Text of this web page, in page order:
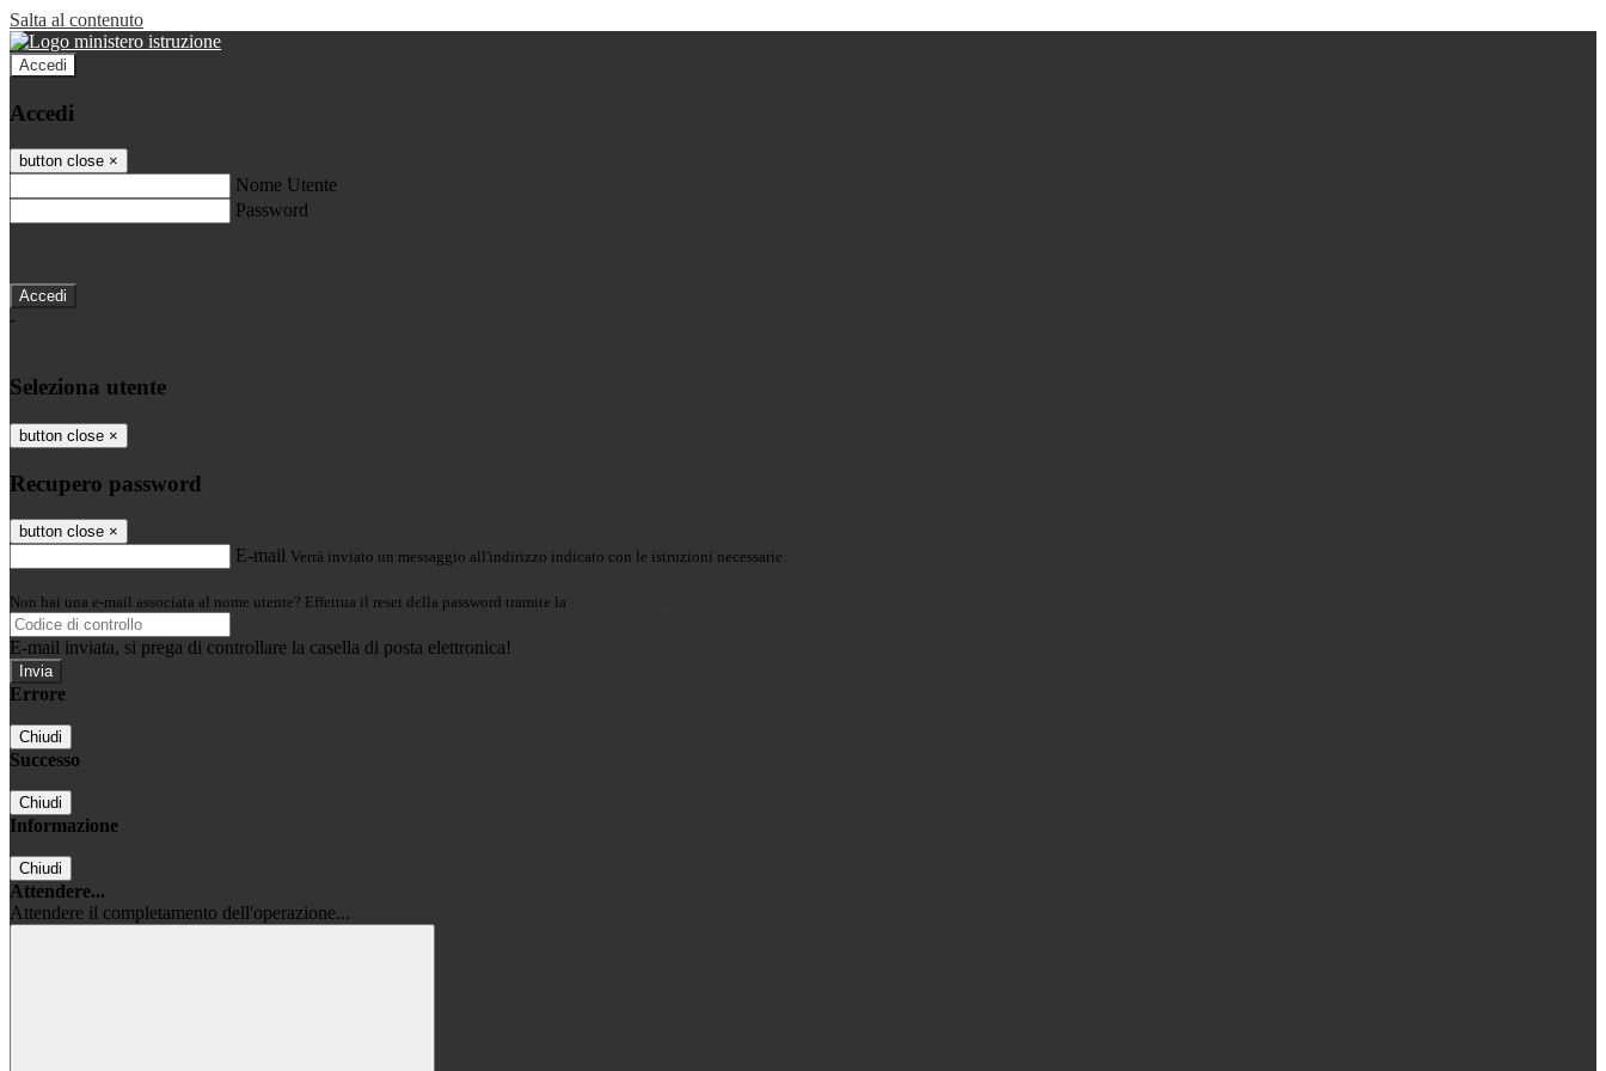
Salta al contenuto
Accedi
Accedi
button close ×
Nome Utente
Password
-
Seleziona utente
button close ×
Recupero password
button close ×
E-mail Verrà inviato un messaggio all'indirizzo indicato con le istruzioni necessarie.
Non hai una e-mail associata al nome utente? Effettua il reset della password tramite la
E-mail inviata, si prega di controllare la casella di posta elettronica!
Errore
Chiudi
Successo
Chiudi
Informazione
Chiudi
Attendere...
Attendere il completamento dell'operazione...